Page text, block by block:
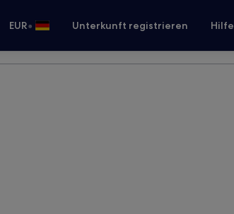
EUR• Unterkunft registrieren Hilfe